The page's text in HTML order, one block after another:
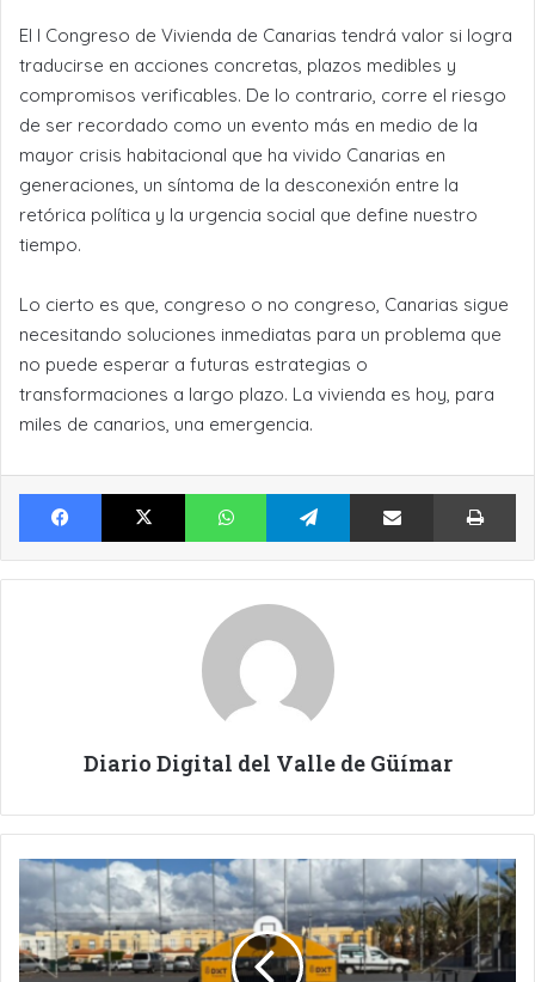
El I Congreso de Vivienda de Canarias tendrá valor si logra
traducirse en acciones concretas, plazos medibles y
compromisos verificables. De lo contrario, corre el riesgo
de ser recordado como un evento más en medio de la
mayor crisis habitacional que ha vivido Canarias en
generaciones, un síntoma de la desconexión entre la
retórica política y la urgencia social que define nuestro
tiempo.
Lo cierto es que, congreso o no congreso, Canarias sigue
necesitando soluciones inmediatas para un problema que
no puede esperar a futuras estrategias o
transformaciones a largo plazo. La vivienda es hoy, para
miles de canarios, una emergencia.
Facebook X WhatsApp Telegram Compartir por Email
Diario Digital del Valle de Güímar
LAS
PISTAS
MULTIDEPORTE
ACERCAN
EL